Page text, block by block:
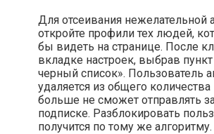
Для отсеивания нежелательной
откройте профили тех людей,
бы видеть на странице. После
вкладке настроек, выбрав пункт
черный список». Пользователь
удаляется из общего
больше не сможет отправлять
подписке. Разблокировать
получится по тому же алгоритму.